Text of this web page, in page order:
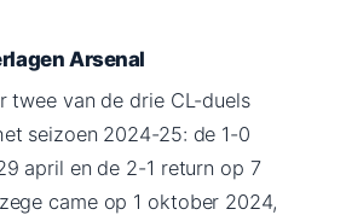
Arsenal
twee van de drie CL-duels
seizoen 2024-25: de 1-0
april en de 2-1 return op 7
came op 1 oktober 2024,